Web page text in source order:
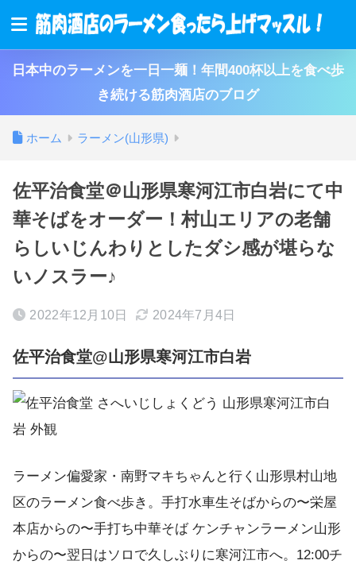
日本中のラーメンを一日一麺！年間400杯以上を食べ歩
き続ける筋肉酒店のブログ
ホーム ラーメン(山形県)
佐平治食堂＠山形県寒河江市白岩にて中
華そばをオーダー！村山エリアの老舗
らしいじんわりとしたダシ感が堪らな
いノスラー♪
2022年12月10日 2024年7月4日
佐平治食堂@山形県寒河江市白岩
ラーメン偏愛家・南野マキちゃんと行く山形県村山地
区のラーメン食べ歩き。手打水車生そばからの〜栄屋
本店からの〜手打ち中華そば ケンチャンラーメン山形
からの〜翌日はソロで久しぶりに寒河江市へ。12:00チ